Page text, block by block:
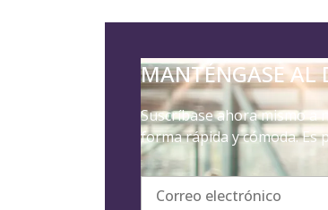
MANTÉNGASE AL
Suscríbase ahora mismo a
forma rápida y cómoda. Es
Correo electrónico